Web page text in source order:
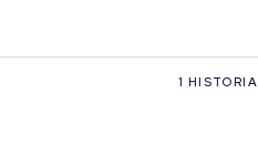
1 HISTORIA